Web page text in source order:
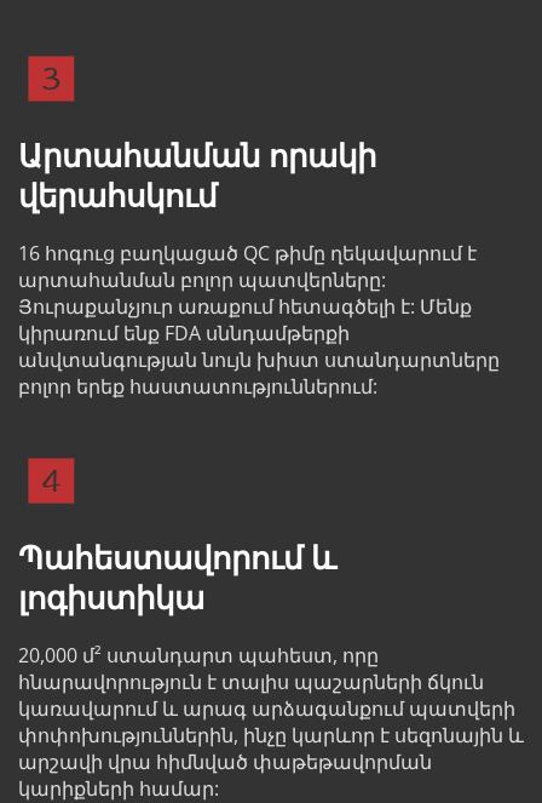
Արտահանման որակի
վերահսկում
16 հոգուց բաղկացած QC թիմը ղեկավարում է
արտահանման բոլոր պատվերները:
Յուրաքանչյուր առաքում հետագծելի է: Մենք
կիրառում ենք FDA սննդամթերքի
անվտանգության նույն խիստ ստանդարտները
բոլոր երեք հաստատություններում:
Պահեստավորում և
լոգիստիկա
20,000 մ² ստանդարտ պահեստ, որը
հնարավորություն է տալիս պաշարների ճկուն
կառավարում և արագ արձագանքում պատվերի
փոփոխություններին, ինչը կարևոր է սեզոնային և
արշավի վրա հիմնված փաթեթավորման
կարիքների համար: